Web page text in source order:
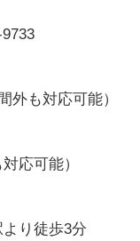
外も対応可能）
応可能）
り徒歩3分